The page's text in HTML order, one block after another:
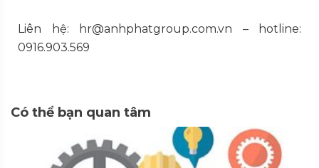
Liên hệ: hr@anhphatgroup.com.vn – hotline:
0916.903.569
Có thể bạn quan tâm